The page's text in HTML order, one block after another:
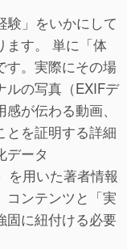
験」をいかにして
ます。 単に「体
す。実際にその場
ルの写真（EXIFデ
が伝わる動画、
とを証明する詳細
データ
を用いた著者情報
コンテンツと「実
固に紐付ける必要